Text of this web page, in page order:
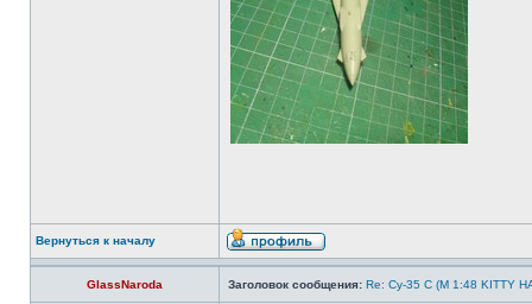
Вернуться к началу
GlassNaroda Заголовок сообщения: Re: Су-35 С (М 1:48 KITTY